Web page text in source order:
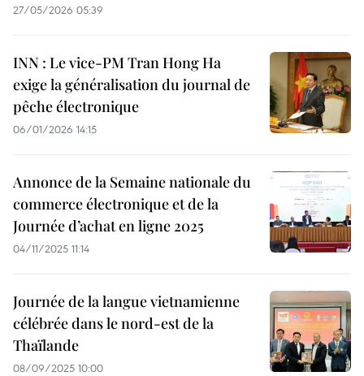
27/05/2026 05:39
INN : Le vice-PM Tran Hong Ha
exige la généralisation du journal de
pêche électronique
06/01/2026 14:15
Annonce de la Semaine nationale du
commerce électronique et de la
Journée d’achat en ligne 2025
04/11/2025 11:14
Journée de la langue vietnamienne
célébrée dans le nord-est de la
Thaïlande
08/09/2025 10:00